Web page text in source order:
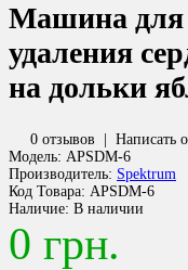
Машина для
удаления
на дольки
0 отзывов | Написать
Модель: APSDM-6
Производитель: Spektrum
Код Товара: APSDM-6
Наличие: В наличии
0 грн.